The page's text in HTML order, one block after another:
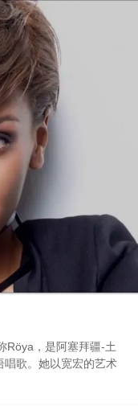
Röya，是阿塞拜疆-土
唱歌。她以宽宏的艺术